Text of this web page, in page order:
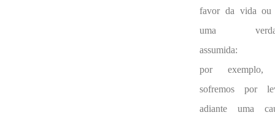
favor da vida ou
uma
assumida:
por exemplo,
sofremos por
adiante uma